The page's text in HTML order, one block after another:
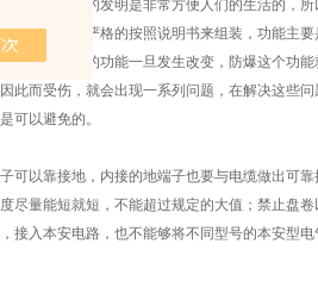
的发明是非常方便人们的生活的，
时候都需要严格的按照说明书来组装，功能主
改变，它们的功能一旦发生改变，防爆这个功
此而受伤，就会出现一系列问题，在解决这些
可以避免的。
以靠接地，内接的地端子也要与电缆做出可靠
尽量能短就短，不能超过规定的大值；禁止盘
接入本安电路，也不能够将不同型号的本安型